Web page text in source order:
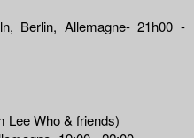
Berlin, Allemagne- 21h00 -
Lee Who & friends)